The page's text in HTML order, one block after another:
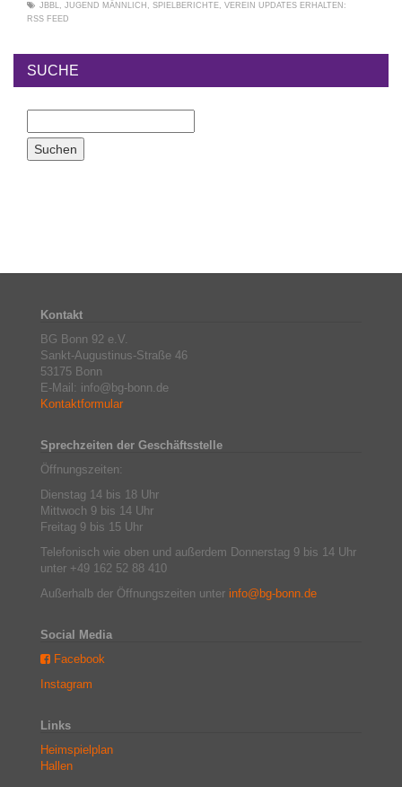
JBBL, JUGEND MÄNNLICH , SPIELBERICHTE, VEREIN UPDATES ERHALTEN:
RSS FEED
SUCHE
Kontakt
BG Bonn 92 e.V.
Sankt-Augustinus-Straße 46
53175 Bonn
E-Mail: info@bg-bonn.de
Kontaktformular
Sprechzeiten der Geschäftsstelle
Öffnungszeiten:
Dienstag 14 bis 18 Uhr
Mittwoch 9 bis 14 Uhr
Freitag 9 bis 15 Uhr
Telefonisch wie oben und außerdem Donnerstag 9 bis 14 Uhr
unter +49 162 52 88 410
Außerhalb der Öffnungszeiten unter info@bg-bonn.de
Social Media
Facebook
Instagram
Links
Heimspielplan
Hallen